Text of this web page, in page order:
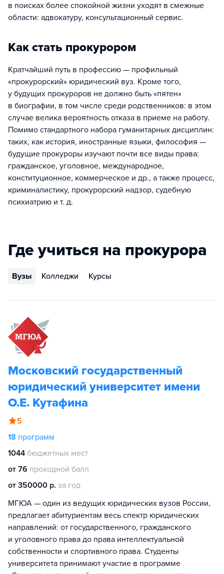
в поисках более спокойной жизни уходят в смежные
области: адвокатуру, консультационный сервис.
Как стать прокурором
Кратчайший путь в профессию — профильный
«прокурорский» юридический вуз. Кроме того,
у будущих прокуроров не должно быть «пятен»
в биографии, в том числе среди родственников: в этом
случае велика вероятность отказа в приеме на работу.
Помимо стандартного набора гуманитарных дисциплин:
таких, как история, иностранные языки, философия —
будущие прокуроры изучают почти все виды права:
гражданское, уголовное, международное,
конституционное, коммерческое и др., а также процесс,
криминалистику, прокурорский надзор, судебную
психиатрию и т. д.
Где учиться на прокурора
Вузы Колледжи Курсы
Московский государственный
юридический университет имени
О.Е. Кутафина
5
18 программ
1044 бюджетных мест
от 76 проходной балл
от 350000 р. за год
МГЮА — один из ведущих юридических вузов России,
предлагает абитуриентам весь спектр юридических
направлений: от государственного, гражданского
и уголовного права до права интеллектуальной
собственности и спортивного права. Студенты
университета принимают участие в программе